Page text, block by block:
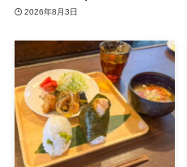
2026年8月3日